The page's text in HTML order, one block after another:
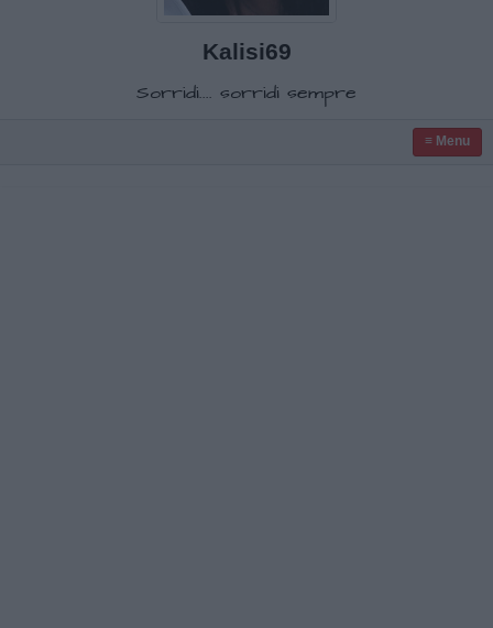
Kalisi69
Sorridi.... sorridi sempre
≡ Menu